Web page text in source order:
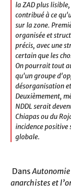
la ZAD plus
contribué à ce
sur la zone.
organisée et
précis, avec une
certain que les
On pourrait tout
qu'un groupe
désorganisation
Deuxièmement,
NDDL serait
Chiapas ou du
incidence
globale.
Dans
anarchistes et